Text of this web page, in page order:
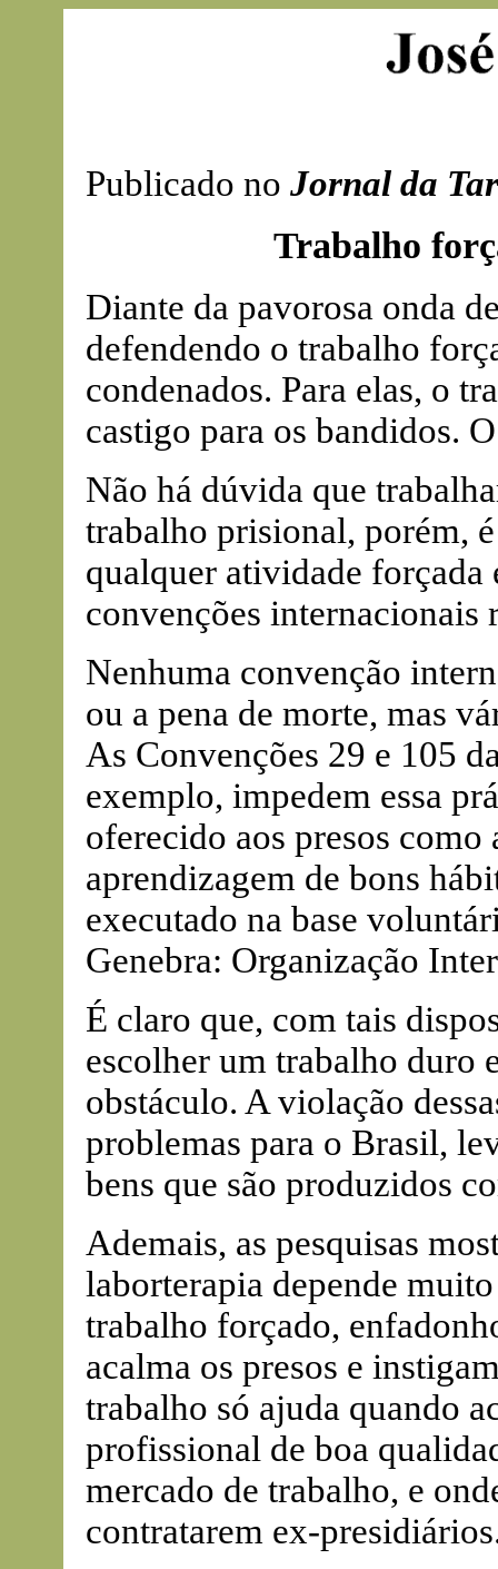
Publicado no Jornal da
Trabalho
Diante da pavorosa onda
defendendo o trabalho
condenados. Para elas, o
castigo para os bandidos.
Não há dúvida que
trabalho prisional, porém,
qualquer atividade
convenções
Nenhuma convenção
ou a pena de morte, mas
As Convenções 29 e 105
exemplo, impedem essa
oferecido aos presos
aprendizagem de bons
executado na base
Genebra: Organização
É claro que, com tais
escolher um trabalho duro
obstáculo. A violação
problemas para o Brasil,
bens que são produzidos
Ademais, as pesquisas
laborterapia depende
trabalho forçado,
acalma os presos e
trabalho só ajuda quando
profissional de boa
mercado de trabalho, e
contratarem ex-